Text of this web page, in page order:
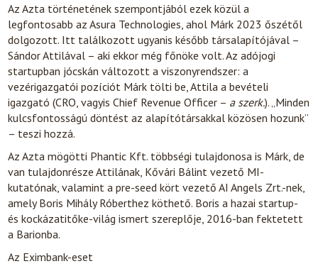
Az Azta történetének szempontjából ezek közül a
legfontosabb az Asura Technologies, ahol Márk 2023 őszétől
dolgozott. Itt találkozott ugyanis később társalapítójával –
Sándor Attilával – aki ekkor még főnöke volt. Az adójogi
startupban jócskán változott a viszonyrendszer: a
vezérigazgatói pozíciót Márk tölti be, Attila a bevételi
igazgató (CRO, vagyis Chief Revenue Officer – a szerk.). „Minden
kulcsfontosságú döntést az alapítótársakkal közösen hozunk”
– teszi hozzá.
Az Azta mögötti Phantic Kft. többségi tulajdonosa is Márk, de
van tulajdonrésze Attilának, Kővári Bálint vezető MI-
kutatónak, valamint a pre-seed kört vezető AI Angels Zrt.-nek,
amely Boris Mihály Róberthez köthető. Boris a hazai startup-
és kockázatitőke-világ ismert szereplője, 2016-ban fektetett
a Barionba.
Az Eximbank-eset